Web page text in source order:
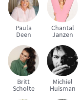
Paula
Deen
Chantal
Janzen
Britt
Scholte
Michiel
Huisman